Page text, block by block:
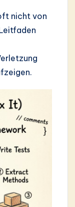
nicht von